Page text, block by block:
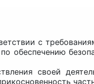
с
обеспечению
своей